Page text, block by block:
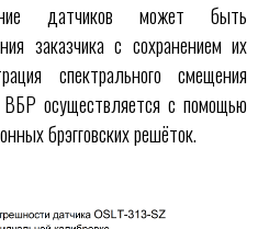
датчиков может быть
заказчика с сохранением их
спектрального смещения
осуществляется с помощью
брэгговских решёток.